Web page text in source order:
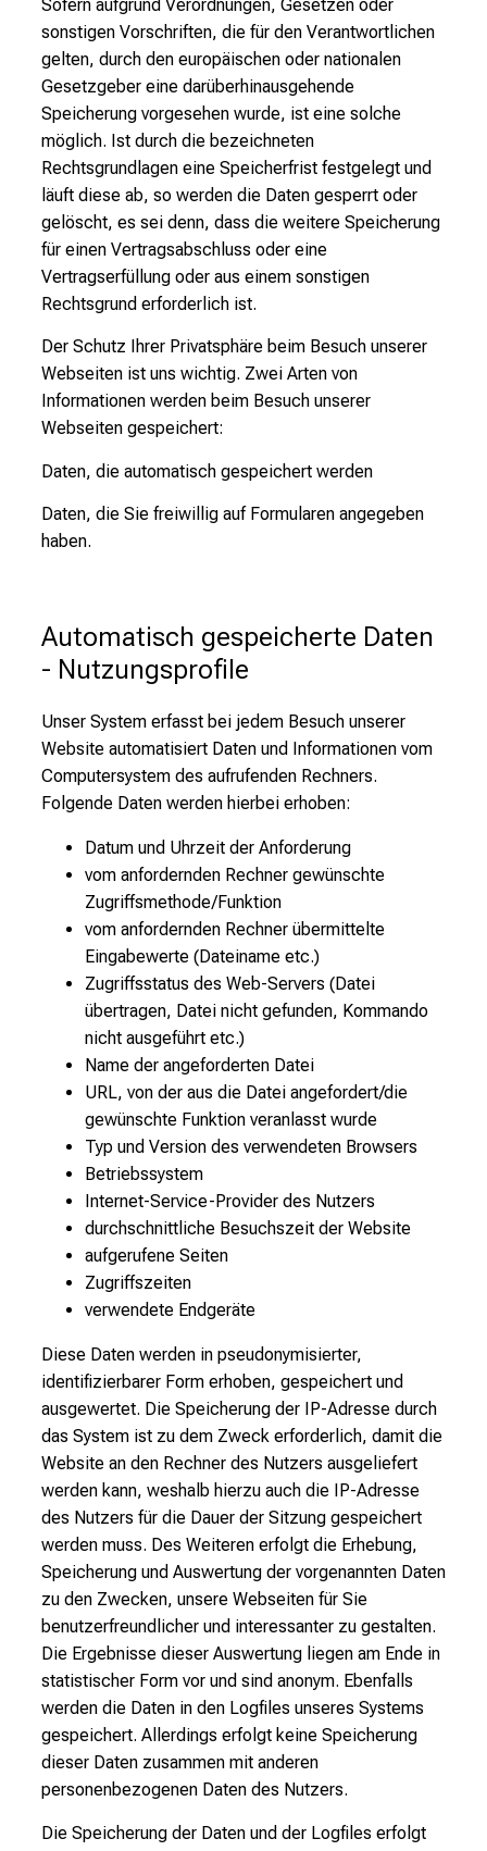
Sofern aufgrund Verordnungen, Gesetzen oder
sonstigen Vorschriften, die für den Verantwortlichen
gelten, durch den europäischen oder nationalen
Gesetzgeber eine darüberhinausgehende
Speicherung vorgesehen wurde, ist eine solche
möglich. Ist durch die bezeichneten
Rechtsgrundlagen eine Speicherfrist festgelegt und
läuft diese ab, so werden die Daten gesperrt oder
gelöscht, es sei denn, dass die weitere Speicherung
für einen Vertragsabschluss oder eine
Vertragserfüllung oder aus einem sonstigen
Rechtsgrund erforderlich ist.
Der Schutz Ihrer Privatsphäre beim Besuch unserer
Webseiten ist uns wichtig. Zwei Arten von
Informationen werden beim Besuch unserer
Webseiten gespeichert:
Daten, die automatisch gespeichert werden
Daten, die Sie freiwillig auf Formularen angegeben
haben.
Automatisch gespeicherte Daten
- Nutzungsprofile
Unser System erfasst bei jedem Besuch unserer
Website automatisiert Daten und Informationen vom
Computersystem des aufrufenden Rechners.
Folgende Daten werden hierbei erhoben:
Datum und Uhrzeit der Anforderung
vom anfordernden Rechner gewünschte
Zugriffsmethode/Funktion
vom anfordernden Rechner übermittelte
Eingabewerte (Dateiname etc.)
Zugriffsstatus des Web-Servers (Datei
übertragen, Datei nicht gefunden, Kommando
nicht ausgeführt etc.)
Name der angeforderten Datei
URL, von der aus die Datei angefordert/die
gewünschte Funktion veranlasst wurde
Typ und Version des verwendeten Browsers
Betriebssystem
Internet-Service-Provider des Nutzers
durchschnittliche Besuchszeit der Website
aufgerufene Seiten
Zugriffszeiten
verwendete Endgeräte
Diese Daten werden in pseudonymisierter,
identifizierbarer Form erhoben, gespeichert und
ausgewertet. Die Speicherung der IP-Adresse durch
das System ist zu dem Zweck erforderlich, damit die
Website an den Rechner des Nutzers ausgeliefert
werden kann, weshalb hierzu auch die IP-Adresse
des Nutzers für die Dauer der Sitzung gespeichert
werden muss. Des Weiteren erfolgt die Erhebung,
Speicherung und Auswertung der vorgenannten Daten
zu den Zwecken, unsere Webseiten für Sie
benutzerfreundlicher und interessanter zu gestalten.
Die Ergebnisse dieser Auswertung liegen am Ende in
statistischer Form vor und sind anonym. Ebenfalls
werden die Daten in den Logfiles unseres Systems
gespeichert. Allerdings erfolgt keine Speicherung
dieser Daten zusammen mit anderen
personenbezogenen Daten des Nutzers.
Die Speicherung der Daten und der Logfiles erfolgt